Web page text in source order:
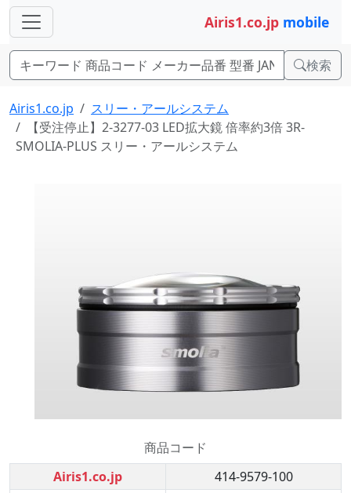
Airis1.co.jp mobile
検索
Airis1.co.jp
スリー・アールシステム
【受注停止】2-3277-03 LED拡大鏡 倍率約3倍 3R-
SMOLIA-PLUS スリー・アールシステム
商品コード
Airis1.co.jp
414-9579-100